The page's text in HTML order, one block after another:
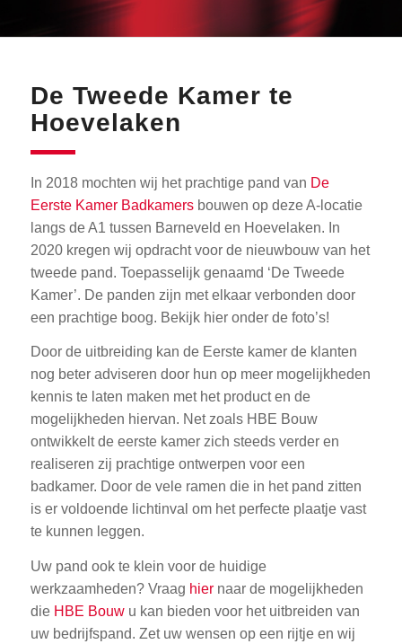
De Tweede Kamer te
Hoevelaken
In 2018 mochten wij het prachtige pand van De
Eerste Kamer Badkamersbouwen op deze A-locatie
langs de A1 tussen Barneveld en Hoevelaken. In
2020 kregen wij opdracht voor de nieuwbouw van het
tweede pand. Toepasselijk genaamd ‘De Tweede
Kamer’. De panden zijn met elkaar verbonden door
een prachtige boog. Bekijk hier onder de foto’s!
Door de uitbreiding kan de Eerste kamer de klanten
nog beter adviseren door hun op meer mogelijkheden
kennis te laten maken met het product en de
mogelijkheden hiervan. Net zoals HBE Bouw
ontwikkelt de eerste kamer zich steeds verder en
realiseren zij prachtige ontwerpen voor een
badkamer. Door de vele ramen die in het pand zitten
is er voldoende lichtinval om het perfecte plaatje vast
te kunnen leggen.
Uw pand ook te klein voor de huidige
werkzaamheden? Vraag hiernaar de mogelijkheden
die HBE Bouwu kan bieden voor het uitbreiden van
uw bedrijfspand. Zet uw wensen op een rijtje en wij